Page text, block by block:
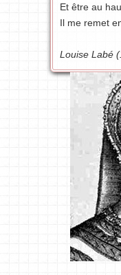
Et être au
Il me remet
Louise Labé